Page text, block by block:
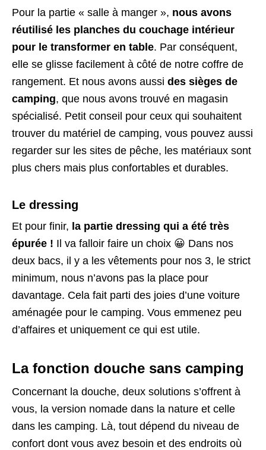
Pour la partie « salle à manger », nous avons
réutilisé les planches du couchage intérieur
pour le transformer en table. Par conséquent,
elle se glisse facilement à côté de notre coffre de
rangement. Et nous avons aussi des sièges de
camping, que nous avons trouvé en magasin
spécialisé. Petit conseil pour ceux qui souhaitent
trouver du matériel de camping, vous pouvez aussi
regarder sur les sites de pêche, les matériaux sont
plus chers mais plus confortables et durables.
Le dressing
Et pour finir, la partie dressing qui a été très
épurée ! Il va falloir faire un choix 😀 Dans nos
deux bacs, il y a les vêtements pour nos 3, le strict
minimum, nous n’avons pas la place pour
davantage. Cela fait parti des joies d’une voiture
aménagée pour le camping. Vous emmenez peu
d’affaires et uniquement ce qui est utile.
La fonction douche sans camping
Concernant la douche, deux solutions s’offrent à
vous, la version nomade dans la nature et celle
dans les camping. Là, tout dépend du niveau de
confort dont vous avez besoin et des endroits où